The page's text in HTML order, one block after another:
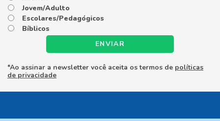
Jovem/Adulto
Escolares/Pedagógicos
Bíblicos
ENVIAR
*Ao assinar a newsletter você aceita os termos de políticas
de privacidade